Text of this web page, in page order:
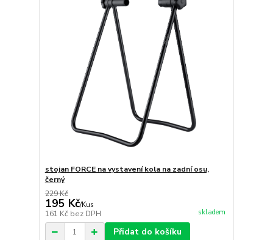
stojan FORCE na vystavení kola na zadní osu,
černý
229 Kč
195 Kč/Kus
161 Kč bez DPH skladem
Přidat do košíku